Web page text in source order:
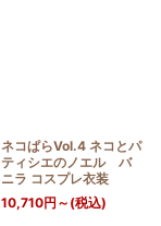
ネコぱらVol.4 ネコとパ
ティシエのノエル バ
ニラ コスプレ衣装
10,710円 ～ (税込)